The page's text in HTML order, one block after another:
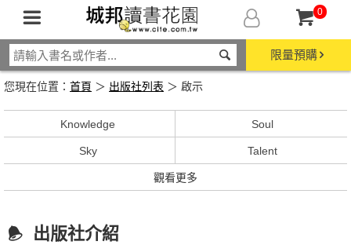
0
限量預購
您現在位置： 首頁 ＞ 出版社列表 ＞ 啟示
Knowledge Soul
Sky Talent
觀看更多
出版社介紹